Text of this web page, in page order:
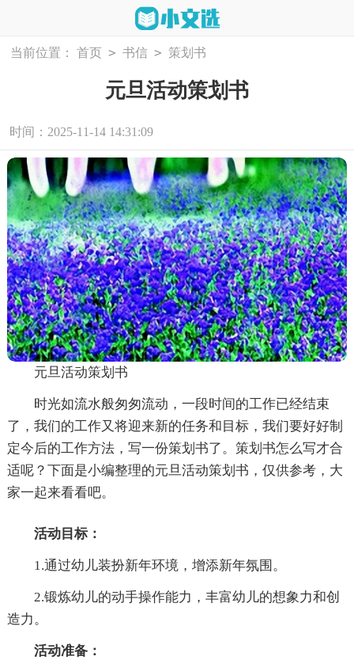
当前位置： 首页 > 书信 > 策划书
元旦活动策划书
时间：2025-11-14 14:31:09
元旦活动策划书
时光如流水般匆匆流动，一段时间的工作已经结束
了，我们的工作又将迎来新的任务和目标，我们要好好制
定今后的工作方法，写一份策划书了。策划书怎么写才合
适呢？下面是小编整理的元旦活动策划书，仅供参考，大
家一起来看看吧。
活动目标：
1.通过幼儿装扮新年环境，增添新年氛围。
2.锻炼幼儿的动手操作能力，丰富幼儿的想象力和创
造力。
活动准备：